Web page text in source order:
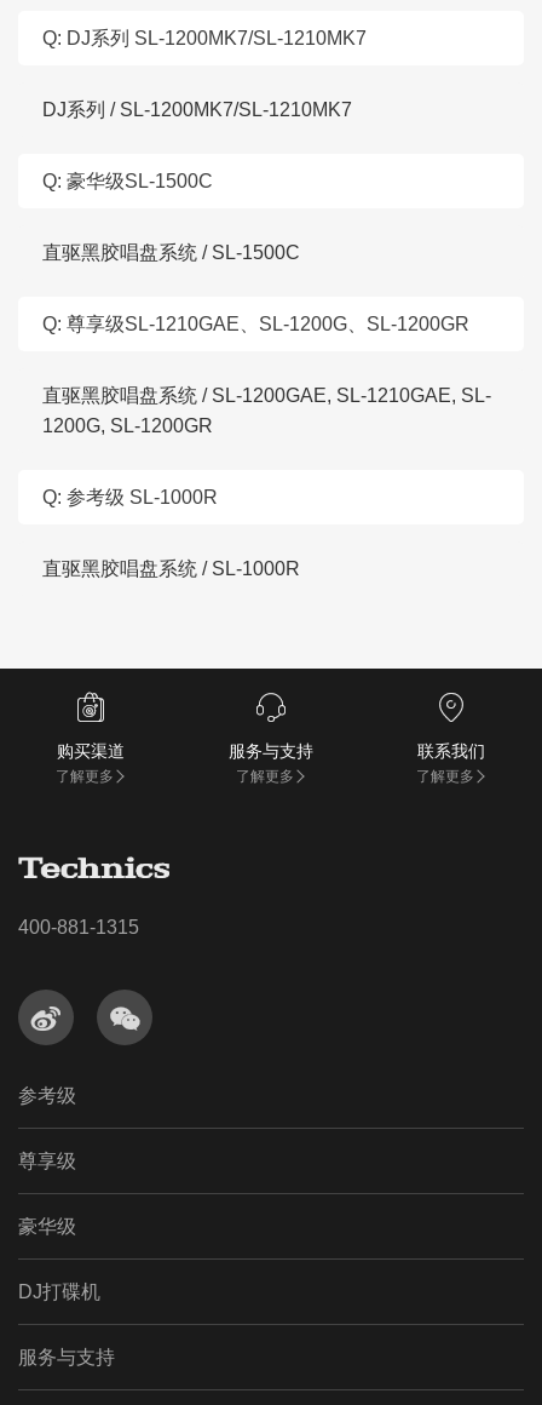
Q: DJ系列 SL-1200MK7/SL-1210MK7
DJ系列 / SL-1200MK7/SL-1210MK7
Q: 豪华级SL-1500C
直驱黑胶唱盘系统 / SL-1500C
Q: 尊享级SL-1210GAE、SL-1200G、SL-1200GR
直驱黑胶唱盘系统 / SL-1200GAE, SL-1210GAE, SL-
1200G, SL-1200GR
Q: 参考级 SL-1000R
直驱黑胶唱盘系统 / SL-1000R

购买渠道
了解更多

服务与支持
了解更多

联系我们
了解更多
400-881-1315
 
参考级
尊享级
豪华级
DJ打碟机
服务与支持